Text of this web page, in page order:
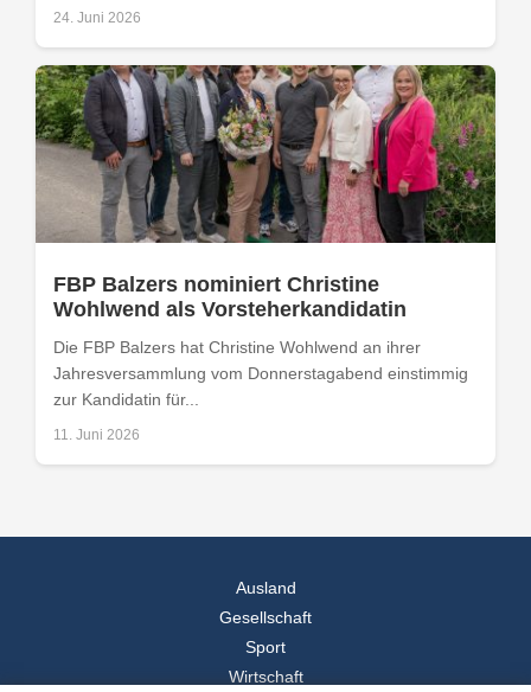
24. Juni 2026
FBP Balzers nominiert Christine
Wohlwend als Vorsteherkandidatin
Die FBP Balzers hat Christine Wohlwend an ihrer
Jahresversammlung vom Donnerstagabend einstimmig
zur Kandidatin für...
11. Juni 2026
Ausland
Gesellschaft
Sport
Wirtschaft